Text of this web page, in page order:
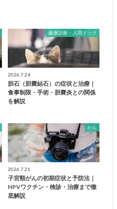
健康診断・人間ドック
2026.7.24
胆石（胆嚢結石）の症状と治療｜
食事制限・手術・胆嚢炎との関係
を解説
がん
2026.7.21
子宮頸がんの初期症状と予防法｜
HPVワクチン・検診・治療まで徹
底解説